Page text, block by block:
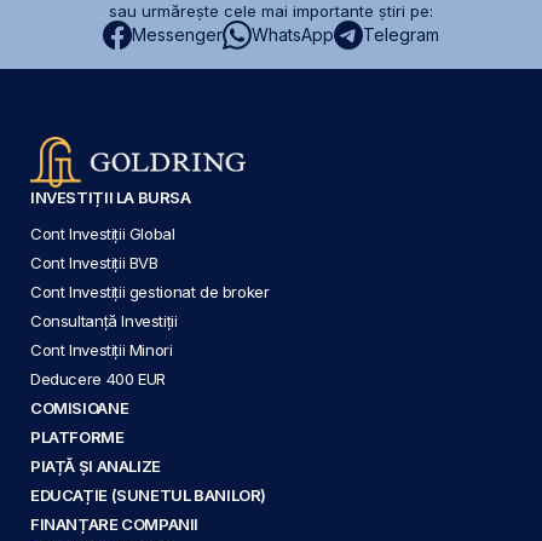
sau urmărește cele mai importante știri pe:
Messenger WhatsApp Telegram
INVESTIȚII LA BURSA
Cont Investiții Global
Cont Investiții BVB
Cont Investiții gestionat de broker
Consultanță Investiții
Cont Investiții Minori
Deducere 400 EUR
COMISIOANE
PLATFORME
PIAȚĂ ȘI ANALIZE
EDUCAȚIE (SUNETUL BANILOR)
FINANȚARE COMPANII